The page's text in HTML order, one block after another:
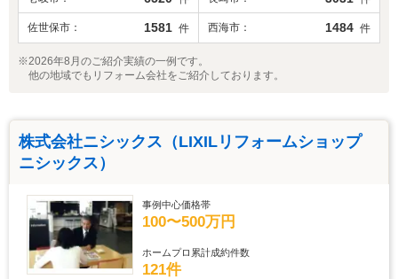
佐世保市 1581 件 西海市 1484 件
※2026年8月のご紹介実績の一例です。
他の地域でもリフォーム会社をご紹介しております。
株式会社ニシックス（LIXILリフォームショップ
ニシックス）
事例中心価格帯
100〜500万円
ホームプロ累計成約件数
121件